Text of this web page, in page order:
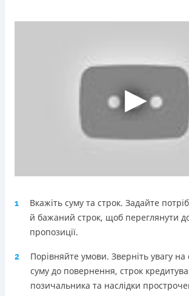
Telegram, Facebook
Онлайн (через сайт або інтернет-
Через термінали Приватбанку
Через термінали самообслуговування
Ліцензія переоформлена 18.03.2024 р.
1
Вкажіть суму та строк. Задайте
й бажаний строк, щоб переглянути
пропозиції.
2
Порівняйте умови. Зверніть увагу на
суму до повернення, строк
позичальника та наслідки